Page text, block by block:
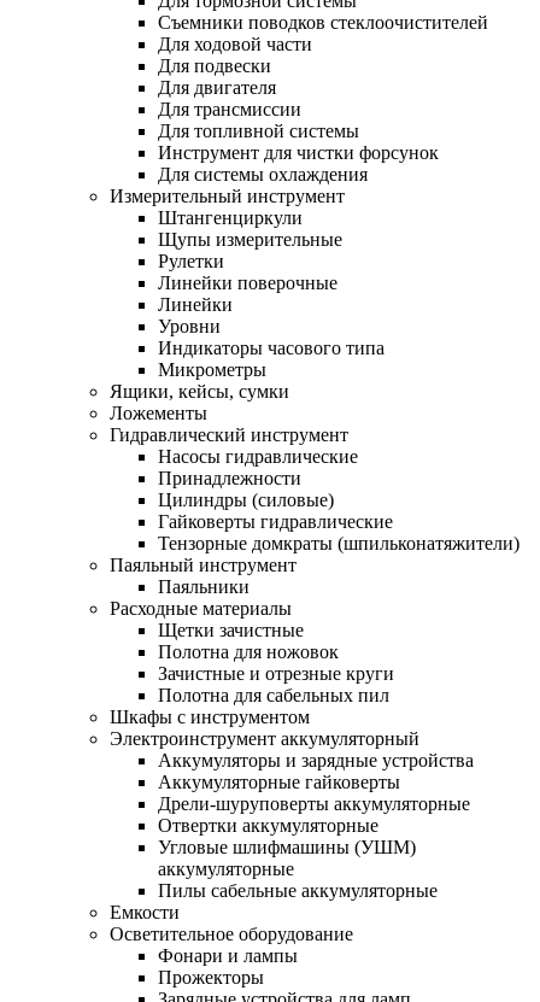
Съемники поводков стеклоочистителей
Для ходовой части
Для подвески
Для двигателя
Для трансмиссии
Для топливной системы
Инструмент для чистки форсунок
Для системы охлаждения
Измерительный инструмент
Штангенциркули
Щупы измерительные
Рулетки
Линейки поверочные
Линейки
Уровни
Индикаторы часового типа
Микрометры
Ящики, кейсы, сумки
Ложементы
Гидравлический инструмент
Насосы гидравлические
Принадлежности
Цилиндры (силовые)
Гайковерты гидравлические
Тензорные домкраты (шпильконатяжители)
Паяльный инструмент
Паяльники
Расходные материалы
Щетки зачистные
Полотна для ножовок
Зачистные и отрезные круги
Полотна для сабельных пил
Шкафы с инструментом
Электроинструмент аккумуляторный
Аккумуляторы и зарядные устройства
Аккумуляторные гайковерты
Дрели-шуруповерты аккумуляторные
Отвертки аккумуляторные
Угловые шлифмашины (УШМ)
аккумуляторные
Пилы сабельные аккумуляторные
Емкости
Осветительное оборудование
Фонари и лампы
Прожекторы